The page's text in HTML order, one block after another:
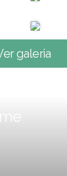
galeria